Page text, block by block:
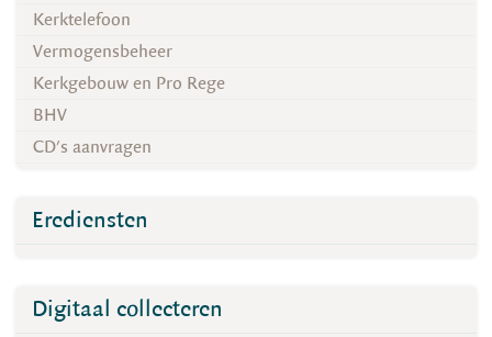
Kerktelefoon
Vermogensbeheer
Kerkgebouw en Pro Rege
BHV
CD's aanvragen
Erediensten
Digitaal collecteren